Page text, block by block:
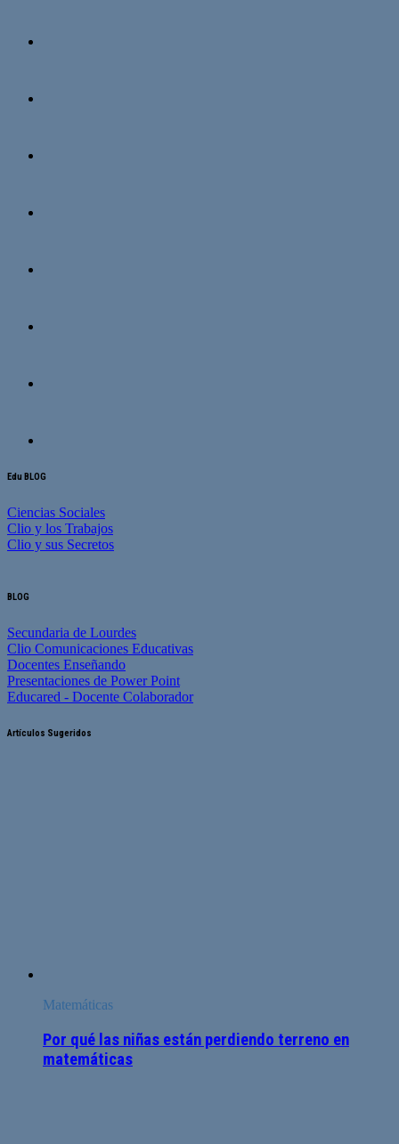
Edu BLOG
Ciencias Sociales
Clio y los Trabajos
Clio y sus Secretos
BLOG
Secundaria de Lourdes
Clio Comunicaciones Educativas
Docentes Enseñando
Presentaciones de Power Point
Educared - Docente Colaborador
Artículos Sugeridos
Matemáticas
Por qué las niñas están perdiendo terreno en
matemáticas